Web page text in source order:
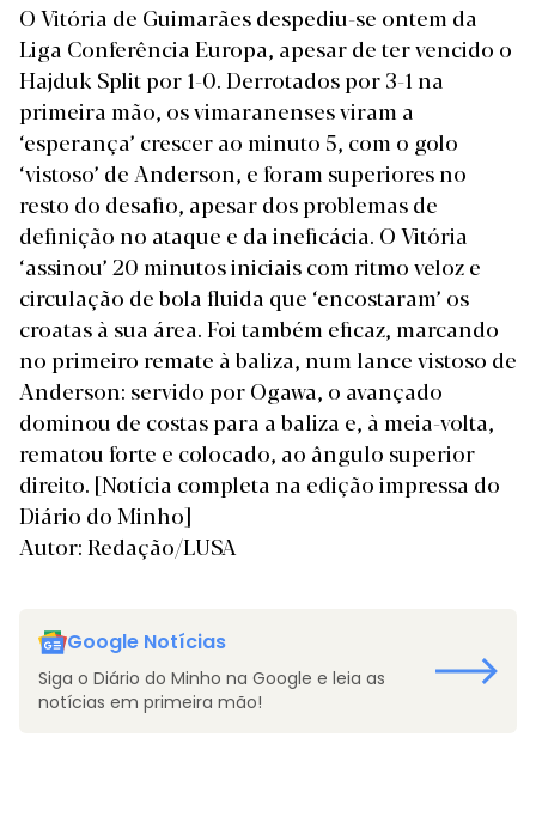
O Vitória de Guimarães despediu-se ontem da
Liga Conferência Europa, apesar de ter vencido o
Hajduk Split por 1-0. Derrotados por 3-1 na
primeira mão, os vimaranenses viram a
‘esperança’ crescer ao minuto 5, com o golo
‘vistoso’ de Anderson, e foram superiores no
resto do desafio, apesar dos problemas de
definição no ataque e da ineficácia. O Vitória
‘assinou’ 20 minutos iniciais com ritmo veloz e
circulação de bola fluida que ‘encostaram’ os
croatas à sua área. Foi também eficaz, marcando
no primeiro remate à baliza, num lance vistoso de
Anderson: servido por Ogawa, o avançado
dominou de costas para a baliza e, à meia-volta,
rematou forte e colocado, ao ângulo superior
direito. [Notícia completa na edição impressa do
Diário do Minho]
Autor: Redação/LUSA
Google Notícias
Siga o Diário do Minho na Google e leia as
notícias em primeira mão!